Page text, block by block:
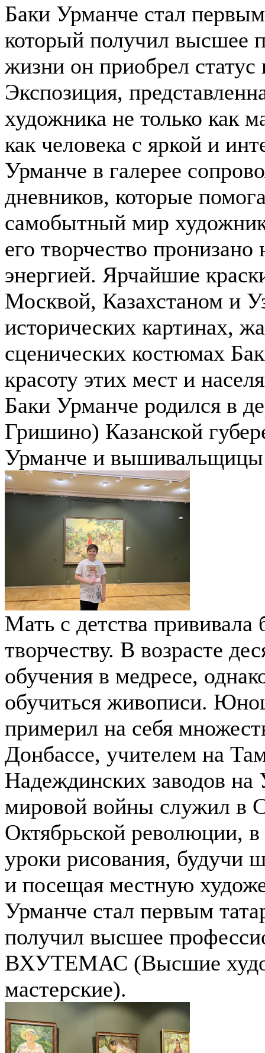
Баки Урманче стал
который получил высшее
жизни он приобрел статус
Экспозиция,
художника не только как
как человека с яркой и
Урманче в галерее
дневников, которые
самобытный мир
его творчество
энергией. Ярчайшие
Москвой, Казахстаном и
исторических картинах,
сценических костюмах
красоту этих мест и
Баки Урманче родился в
Гришино) Казанской
Урманче и
Мать с детства
творчеству. В возрасте
обучения в медресе,
обучиться живописи.
примерил на себя
Донбассе, учителем на
Надеждинских заводов
мировой войны служил в
Октябрьской революции,
уроки рисования, будучи
и посещая местную
Урманче стал первым
получил высшее
ВХУТЕМАС (Высшие
мастерские).